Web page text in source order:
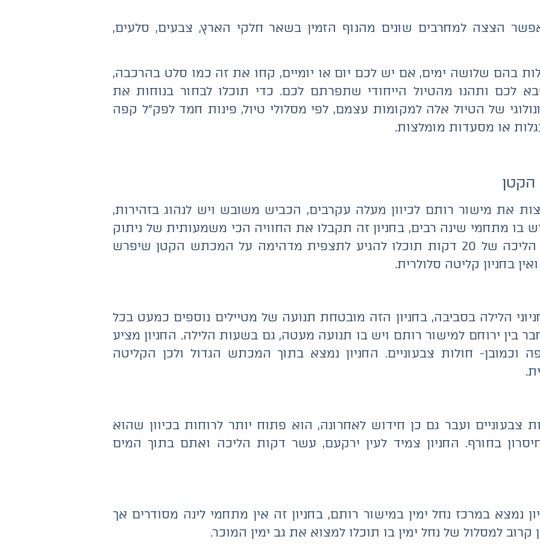
הצצה למחרבים שונים מהנוף הזמין בשאר חלקי הארץ, צבעים, סלעים,
בהם שלושה ימים, אם יש לכם יום או יומיים, קחו את זה כמו סלט בהרכבה,
ותהנו מהטיול הייחודי שתפרתם לכם. כדי תוכלו לבחור בנוחות את
של הטיול אלה למקומות עצמם, לפי מסלולי טיול, פינות חמד לפק"ל קפה
או מסעדות מומלצות.
הקטן
את מישור רותם לכיוון מעלה עקרבים, הכביש משובש ויש לנהוג בזהירות,
בו מתחמי שינה רבים, בחניון זה תקבלו את החוויה הכי משמעותית של ניתוק
וחיבור לטבע. בבוקר, במרחק הליכה של 20 דקות תוכלו להגיע לתצפית מדהימה על המכתש הקטן שיפרש
בחניון קליטה סלולרית.
הלילה בסביבה, בחניון הזה מובטחת תנועה של מטיילים נוספים כמעט בכל
בין ירוחם למישור רותם ויש בו תנועה מעטה, גם בשעות הלילה. החניון מציע
וכמובן- חולות צבעוניים. החניון נמצא בתוך המכתש הגדול ולכן הקליטה
צבעוניים ועבר גם כן חידוש לאחרונה, הוא פתוח יותר לרוחות בכיוון שהוא
בחורף. החניון צמיד לעין ירקעם, עשר דקות הליכה ואתם בתוך המים
נמצא במרכז נחל ימין במישור רותם, בחניון זה אין מתחמי לינה מסודרים אך
קרוב למסלול של נחל ימין בו תוכלו למצוא את גב ימין המוכר.